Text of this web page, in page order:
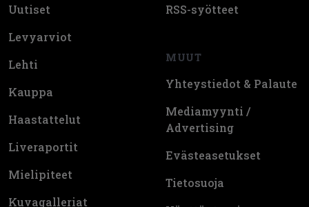
Uutiset
Levyarviot
Lehti
Kauppa
Haastattelut
Liveraportit
Mielipiteet
Kuvagalleriat
RSS-syötteet
MUUT
Yhteystiedot & Palaute
Mediamyynti /
Advertising
Evästeasetukset
Tietosuoja